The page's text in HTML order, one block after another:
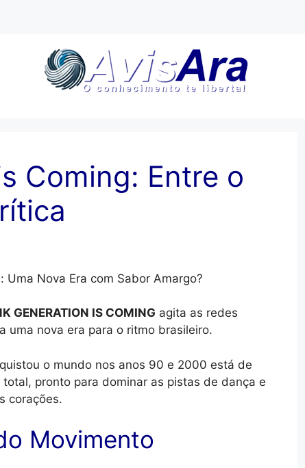
Coming: Entre o
Uma Nova Era com Sabor Amargo?
GENERATION IS COMING agita as redes
uma nova era para o ritmo brasileiro.
o mundo nos anos 90 e 2000 está de
pronto para dominar as pistas de dança e
corações.
Movimento